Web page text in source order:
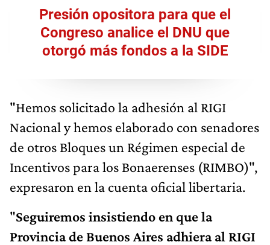
Presión opositora para que el
Congreso analice el DNU que
otorgó más fondos a la SIDE
"Hemos solicitado la adhesión al RIGI
Nacional y hemos elaborado con senadores
de otros Bloques un Régimen especial de
Incentivos para los Bonaerenses (RIMBO)",
expresaron en la cuenta oficial libertaria.
"Seguiremos insistiendo en que la
Provincia de Buenos Aires adhiera al RIGI